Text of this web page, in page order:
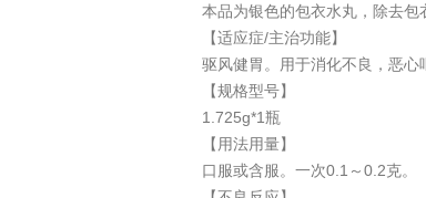
本品为银色的包衣水丸，除去包
【适应症/主治功能】
驱风健胃。用于消化不良，恶心
【规格型号】
1.725g*1瓶
【用法用量】
口服或含服。一次0.1～0.2克。